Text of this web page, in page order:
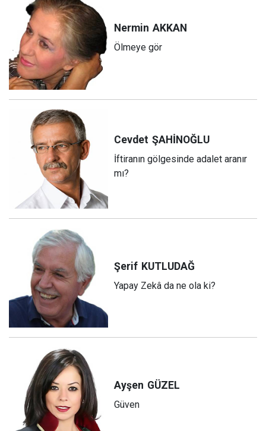
Nermin AKKAN
Ölmeye gör
Cevdet ŞAHİNOĞLU
İftiranın gölgesinde adalet aranır
mı?
Şerif KUTLUDAĞ
Yapay Zekâ da ne ola ki?
Ayşen GÜZEL
Güven